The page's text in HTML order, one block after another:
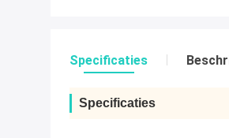
Specificaties
Specificaties